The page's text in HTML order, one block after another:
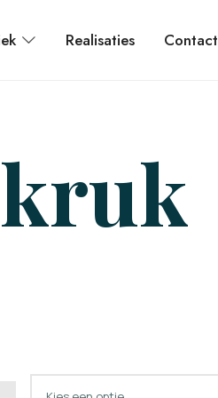
Realisaties Contact